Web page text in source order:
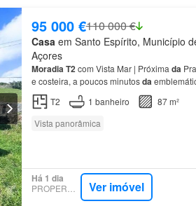
95 000 €110 000 €
Casa em Santo Espírito, Município
Açores
MoradiaT2com Vista Mar | Próxima da
e costeira, a poucos minutosda
tradicional mariense, com inscrição matricial
T2 1 banheiro
87 m²
Vista panorâmica
Há 1 dia
PROPERSTAR Ver imóvel